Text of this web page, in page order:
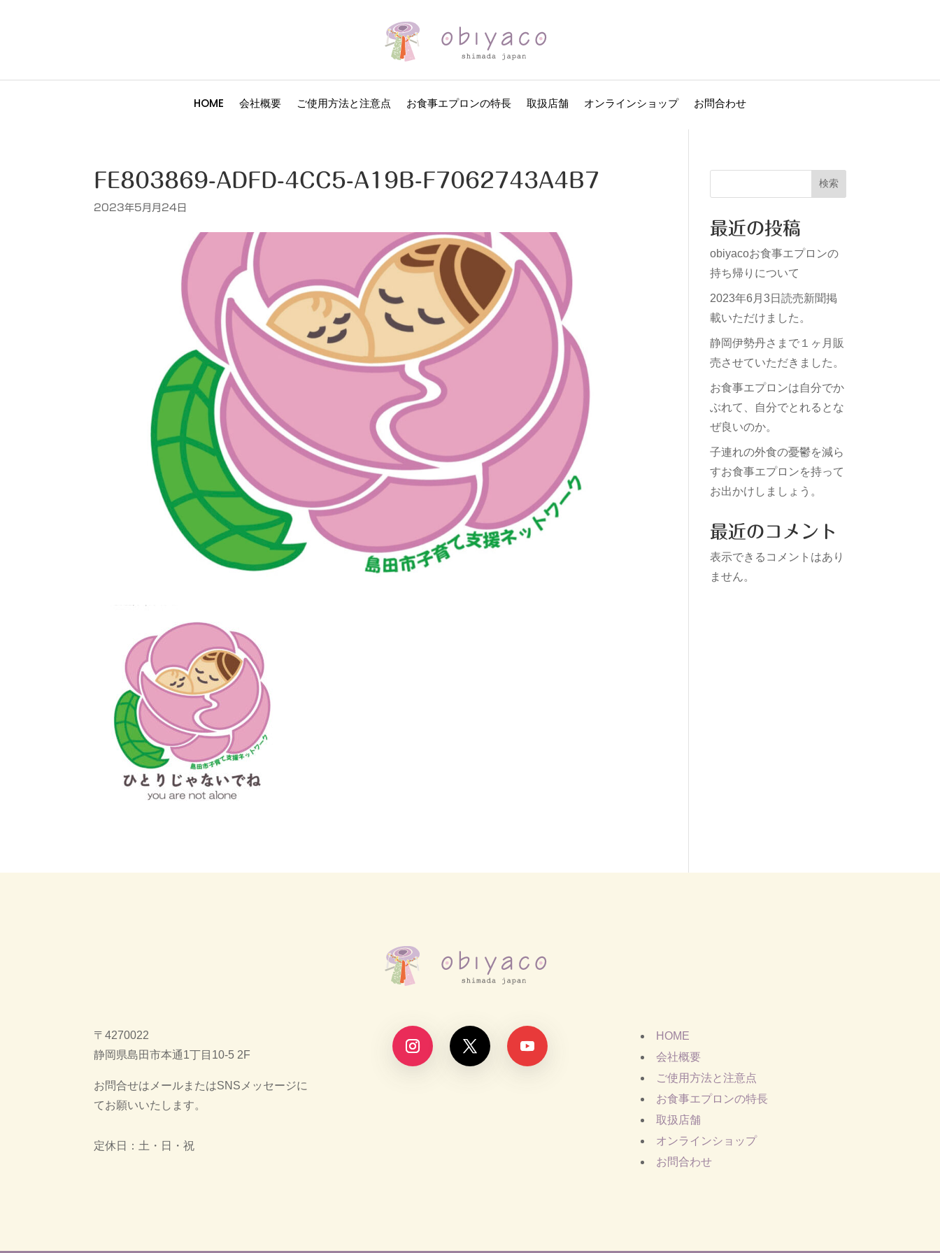
HOME 会社概要 ご使用方法と注意点 お食事エプロンの特長 取扱店舗 オンラインショップ お問合わせ
FE803869-ADFD-4CC5-A19B-F7062743A4B7
2023年5月月24日
検索
最近の投稿
obiyacoお食事エプロンの
持ち帰りについて
2023年6月3日読売新聞掲
載いただけました。
静岡伊勢丹さまで１ヶ月販
売させていただきました。
お食事エプロンは自分でか
ぶれて、自分でとれるとな
ぜ良いのか。
子連れの外食の憂鬱を減ら
すお食事エプロンを持って
お出かけしましょう。
最近のコメント
表示できるコメントはあり
ません。
〒4270022
静岡県島田市本通1丁目10-5 2F
お問合せはメールまたはSNSメッセージに
てお願いいたします。
定休日：土・日・祝
HOME
会社概要
ご使用方法と注意点
お食事エプロンの特長
取扱店舗
オンラインショップ
お問合わせ